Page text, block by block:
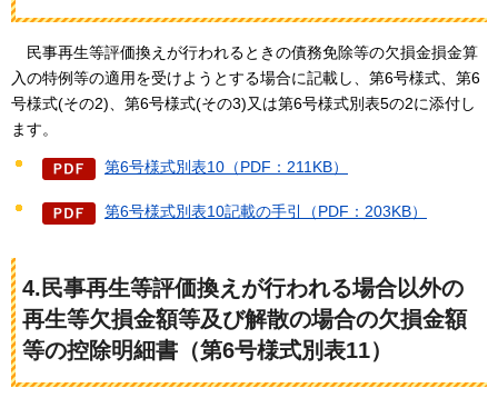
民事再生等評価換えが行われるときの債務免除等の欠損金損金算
入の特例等の適用を受けようとする場合に記載し、第6号様式、第6
号様式(その2)、第6号様式(その3)又は第6号様式別表5の2に添付し
ます。
第6号様式別表10（PDF：211KB）
第6号様式別表10記載の手引（PDF：203KB）
4.民事再生等評価換えが行われる場合以外の
再生等欠損金額等及び解散の場合の欠損金額
等の控除明細書（第6号様式別表11）